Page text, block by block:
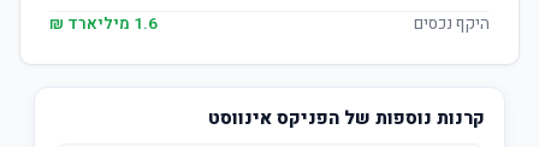
היקף נכסים
1.6 מיליארד ₪
קרנות נוספות של הפניקס אינווסט